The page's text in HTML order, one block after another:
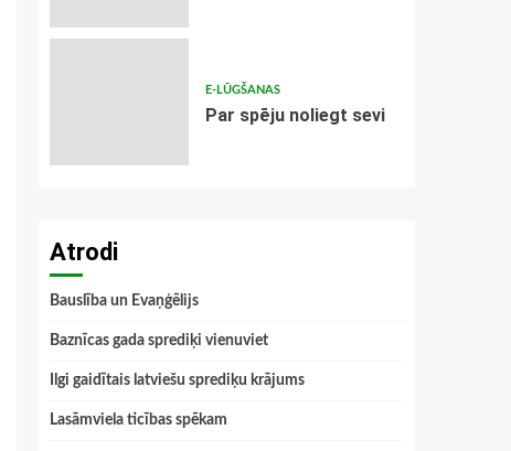
E-LŪGŠANAS
Par spēju noliegt sevi
Atrodi
Bauslība un Evaņģēlijs
Baznīcas gada sprediķi vienuviet
Ilgi gaidītais latviešu sprediķu krājums
Lasāmviela ticības spēkam